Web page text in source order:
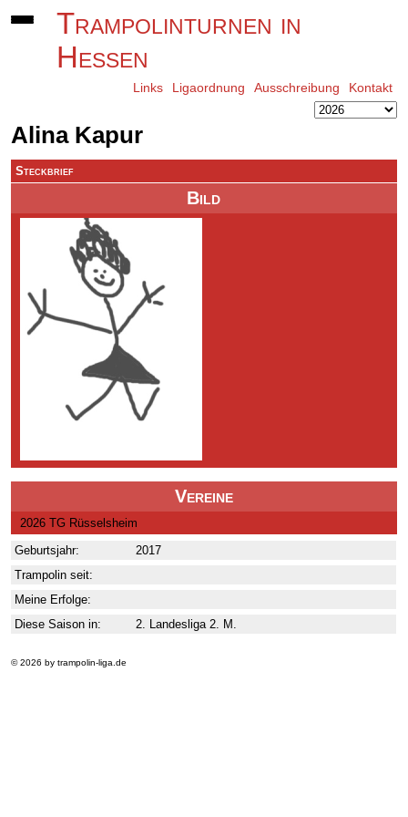
Trampolinturnen in
Hessen
Links Ligaordnung Ausschreibung Kontakt
Alina Kapur
Bild
Vereine
2026 TG Rüsselsheim
Steckbrief
Geburtsjahr:
2017
Trampolin seit:
Meine Erfolge:
Diese Saison in:
2. Landesliga 2. M.
© 2026 by trampolin-liga.de